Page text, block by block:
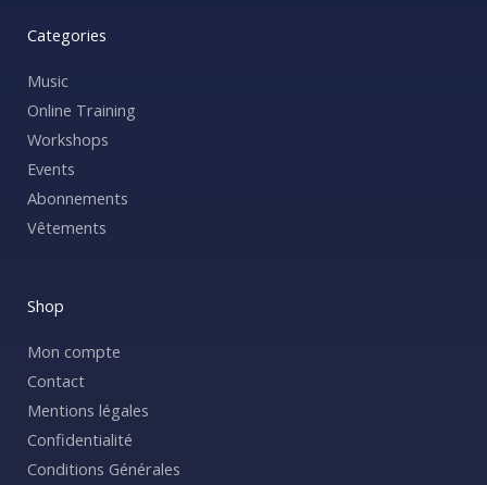
Categories
Music
Online Training
Workshops
Events
Abonnements
Vêtements
Shop
Mon compte
Contact
Mentions légales
Confidentialité
Conditions Générales